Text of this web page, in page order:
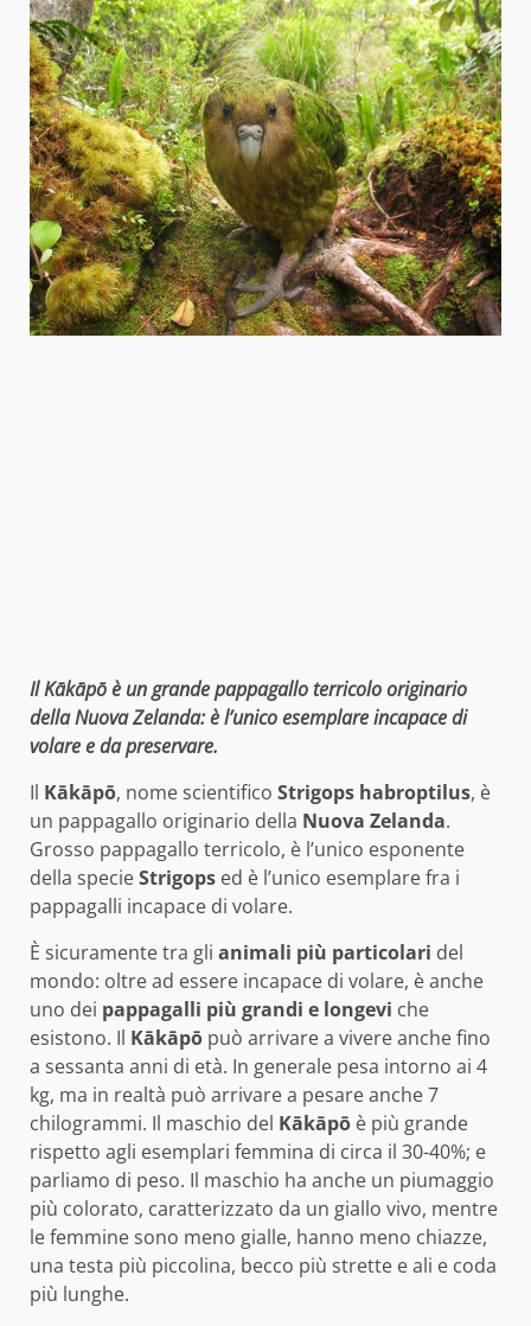
Il Kākāpō è un grande pappagallo terricolo originario
della Nuova Zelanda: è l’unico esemplare incapace di
volare e da preservare.
Il Kākāpō, nome scientifico Strigops habroptilus, è
un pappagallo originario della Nuova Zelanda.
Grosso pappagallo terricolo, è l’unico esponente
della specieStrigops ed è l’unico esemplare fra i
pappagalli incapace di volare.
È sicuramente tra gli animali più particolari del
mondo: oltre ad essere incapace di volare, è anche
uno dei pappagalli più grandi e longevi che
esistono. Il Kākāpō può arrivare a vivere anche fino
a sessanta anni di età. In generale pesa intorno ai 4
kg, ma in realtà può arrivare a pesare anche 7
chilogrammi. Il maschio del Kākāpō è più grande
rispetto agli esemplari femmina di circa il 30-40%; e
parliamo di peso. Il maschio ha anche un piumaggio
più colorato, caratterizzato da un giallo vivo, mentre
le femmine sono meno gialle, hanno meno chiazze,
una testa più piccolina, becco più strette e ali e coda
più lunghe.